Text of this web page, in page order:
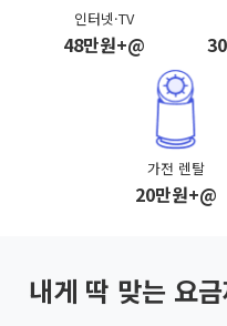
인터넷·TV
48만원+@
가전 렌탈
20만원+@
내게 딱 맞는 요